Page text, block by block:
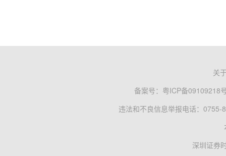
关
备案号： 粤ICP备09109218
违法和不良信息举报电话：0755-
深圳证券